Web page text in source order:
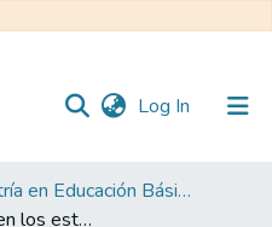
Log In (current)
Maestría en Educación Básica
La lectoescritura en los estudiantes de sexto grado de educación general básica de una unidad educativa de Pedernales – 2024.